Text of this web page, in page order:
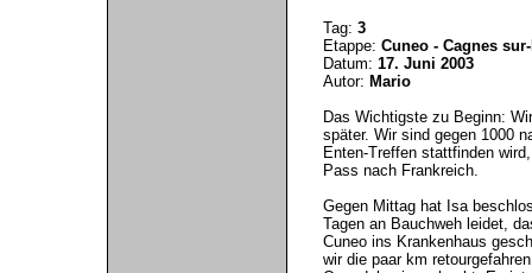
Tag: 3
Etappe: Cuneo - Cagnes
Datum: 17. Juni 2003
Autor: Mario
Das Wichtigste zu Beginn:
später. Wir sind gegen 1000
Enten-Treffen stattfinden
Pass nach Frankreich.
Gegen Mittag hat Isa
Tagen an Bauchweh leidet,
Cuneo ins Krankenhaus
wir die paar km